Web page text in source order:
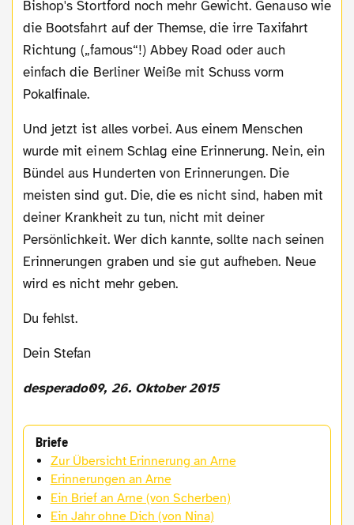
Bishop's Stortford noch mehr Gewicht. Genauso wie
die Bootsfahrt auf der Themse, die irre Taxifahrt
Richtung („famous“!) Abbey Road oder auch
einfach die Berliner Weiße mit Schuss vorm
Pokalfinale.
Und jetzt ist alles vorbei. Aus einem Menschen
wurde mit einem Schlag eine Erinnerung. Nein, ein
Bündel aus Hunderten von Erinnerungen. Die
meisten sind gut. Die, die es nicht sind, haben mit
deiner Krankheit zu tun, nicht mit deiner
Persönlichkeit. Wer dich kannte, sollte nach seinen
Erinnerungen graben und sie gut aufheben. Neue
wird es nicht mehr geben.
Du fehlst.
Dein Stefan
desperado09, 26. Oktober 2015
Briefe
Zur Übersicht Erinnerung an Arne
Erinnerungen an Arne
Ein Brief an Arne (von Scherben)
Ein Jahr ohne Dich (von Nina)